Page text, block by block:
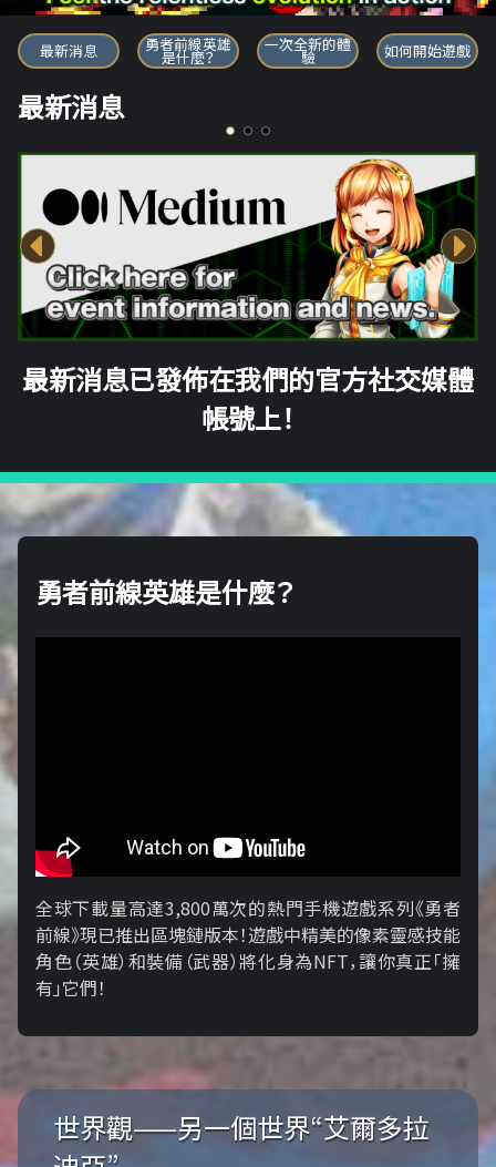
勇者前線英雄
最新消息 勇者前線英雄
是什麼？
一次全新的體
驗 如何開始遊戲
最新消息
最新消息已發佈在我們的官方社交媒體
帳號上！
勇者前線英雄是什麼？
全球下載量高達3,800萬次的熱門手機遊戲系列《勇者
前線》現已推出區塊鏈版本！遊戲中精美的像素靈感技能
角色（英雄）和裝備（武器）將化身為NFT，讓你真正「擁​​
有」它們！
世界觀——另一個世界“艾爾多拉